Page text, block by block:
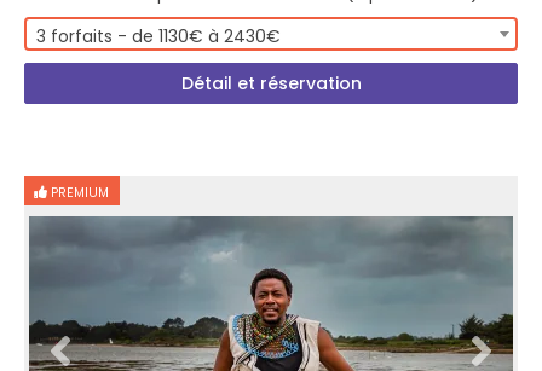
3 forfaits - de 1130€ à 2430€
Détail et réservation
PREMIUM